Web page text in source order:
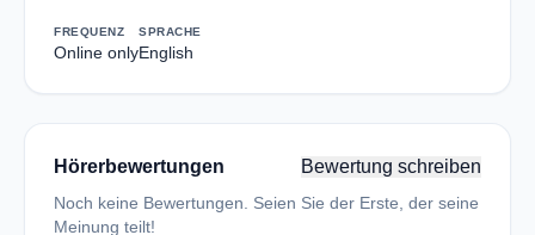
FREQUENZ
Online only
SPRACHE
English
Hörerbewertungen Bewertung schreiben
Noch keine Bewertungen. Seien Sie der Erste, der seine
Meinung teilt!